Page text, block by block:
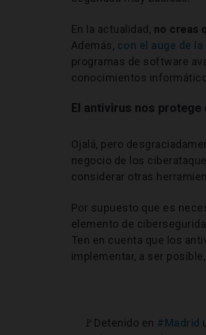
En la actualidad, no creas
Además, con el auge de
programas de software
conocimientos
El antivirus nos
Ojalá, pero
negocio de los
considerar otras
Por supuesto que es
elemento de
Ten en cuenta que los
implementar, a ser
🚩Detenido en #Madrid